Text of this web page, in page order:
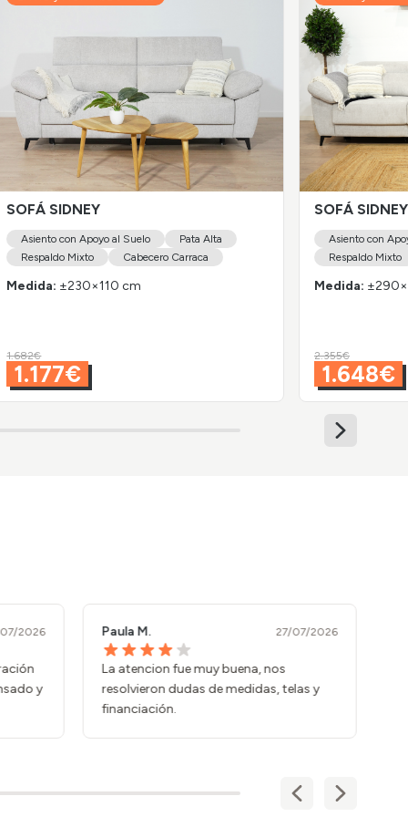
SOFÁ SIDNEY
Asiento con Apoyo al Suelo
Pata Alta
Respaldo Mixto
Cabecero Carraca
Medida: ±230×110 cm
1.682€
1.177€
SOFÁ SIDNEY
Asiento con
Respaldo Mixto
Medida:
2.355€
1.648€
27/07/2026
buena, nos
de medidas, telas y
Compra sencilla y sin sorpresas. Lo
vimos en la web fue lo que